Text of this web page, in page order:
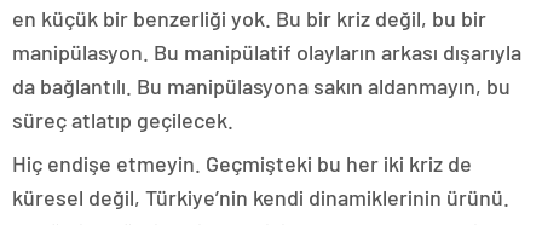
en küçük bir benzerliği yok. Bu bir kriz değil, bu bir
manipülasyon. Bu manipülatif olayların arkası dışarıyla
da bağlantılı. Bu manipülasyona sakın aldanmayın, bu
süreç atlatıp geçilecek.
Hiç endişe etmeyin. Geçmişteki bu her iki kriz de
küresel değil, Türkiye’nin kendi dinamiklerinin ürünü.